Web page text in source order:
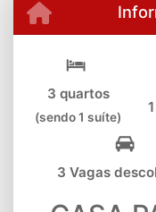
3 quartos
(sendo 1 suíte)
3 Vagas